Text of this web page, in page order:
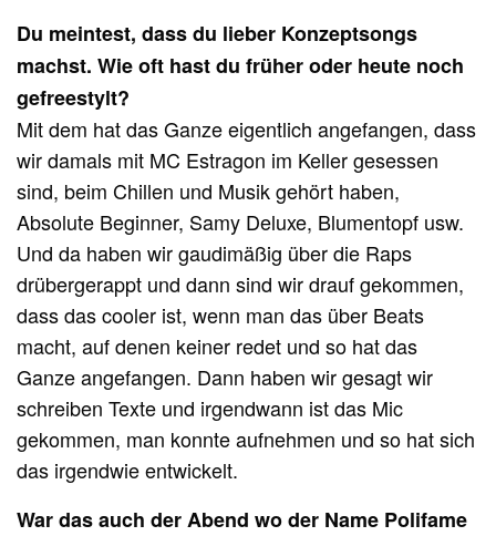
Du meintest, dass du lieber Konzeptsongs
machst. Wie oft hast du früher oder heute noch
gefreestylt?
Mit dem hat das Ganze eigentlich angefangen, dass
wir damals mit MC Estragon im Keller gesessen
sind, beim Chillen und Musik gehört haben,
Absolute Beginner, Samy Deluxe, Blumentopf usw.
Und da haben wir gaudimäßig über die Raps
drübergerappt und dann sind wir drauf gekommen,
dass das cooler ist, wenn man das über Beats
macht, auf denen keiner redet und so hat das
Ganze angefangen. Dann haben wir gesagt wir
schreiben Texte und irgendwann ist das Mic
gekommen, man konnte aufnehmen und so hat sich
das irgendwie entwickelt.
War das auch der Abend wo der Name Polifame